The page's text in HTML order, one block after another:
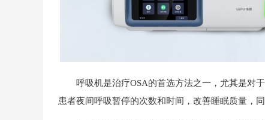
呼吸机是治疗OSA的首选方法之一，尤其是对于
患者夜间呼吸暂停的次数和时间，改善睡眠质量，